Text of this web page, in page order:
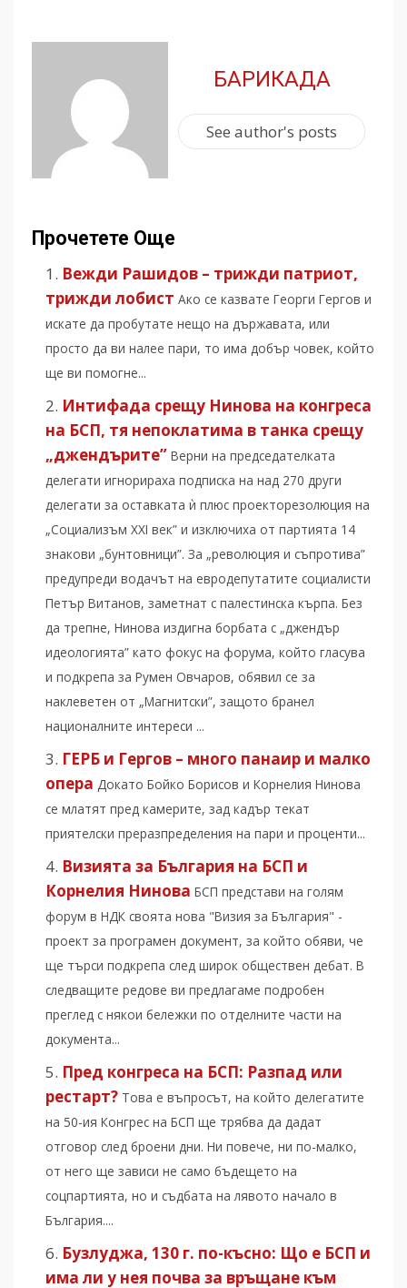
БАРИКАДА
See author's posts
Прочетете Още
Вежди Рашидов – трижди патриот,
трижди лобист Ако се казвате Георги Гергов и
искате да пробутате нещо на държавата, или
просто да ви налее пари, то има добър човек, който
ще ви помогне...
Интифада срещу Нинова на конгреса
на БСП, тя непоклатима в танка срещу
„джендърите” Верни на председателката
делегати игнорираха подписка на над 270 други
делегати за оставката ѝ плюс проекторезолюция на
„Социализъм XXI век” и изключиха от партията 14
знакови „бунтовници”. За „революция и съпротива”
предупреди водачът на евродепутатите социалисти
Петър Витанов, заметнат с палестинска кърпа. Без
да трепне, Нинова издигна борбата с „джендър
идеологията” като фокус на форума, който гласува
и подкрепа за Румен Овчаров, обявил се за
наклеветен от „Магнитски”, защото бранел
националните интереси ...
ГЕРБ и Гергов – много панаир и малко
опера Докато Бойко Борисов и Корнелия Нинова
се млатят пред камерите, зад кадър текат
приятелски преразпределения на пари и проценти...
Визията за България на БСП и
Корнелия Нинова БСП представи на голям
форум в НДК своята нова "Визия за България" -
проект за програмен документ, за който обяви, че
ще търси подкрепа след широк обществен дебат. В
следващите редове ви предлагаме подробен
преглед с някои бележки по отделните части на
документа...
Пред конгреса на БСП: Разпад или
рестарт? Това е въпросът, на който делегатите
на 50-ия Конгрес на БСП ще трябва да дадат
отговор след броени дни. Ни повече, ни по-малко,
от него ще зависи не само бъдещето на
соцпартията, но и съдбата на лявото начало в
България....
Бузлуджа, 130 г. по-късно: Що е БСП и
има ли у нея почва за връщане към